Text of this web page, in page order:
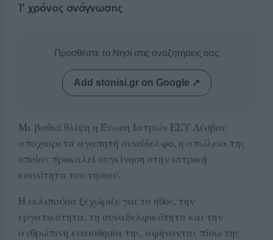
1' χρόνος ανάγνωσης
Προσθέστε το Νησί στις αναζητήσεις σας
Add stonisi.gr on Google ↗
Με βαθιά θλίψη η Ένωση Ιατρών ΕΣΥ Λέσβου
αποχαιρετά αγαπητή συνάδελφο, η απώλεια της
οποίας προκαλεί συγκίνηση στην ιατρική
κοινότητα του νησιού.
Η εκλιπούσα ξεχώριζε για το ήθος, την
εργατικότητα, τη συναδελφικότητα και την
ανθρώπινη ευαισθησία της, αφήνοντας πίσω της